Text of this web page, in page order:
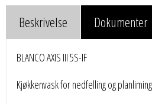
Beskrivelse Dokumenter
BLANCO AXIS III 5S-IF
Kjøkkenvask for nedfelling og